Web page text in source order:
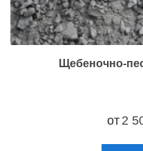
Щебеночно-
от 2